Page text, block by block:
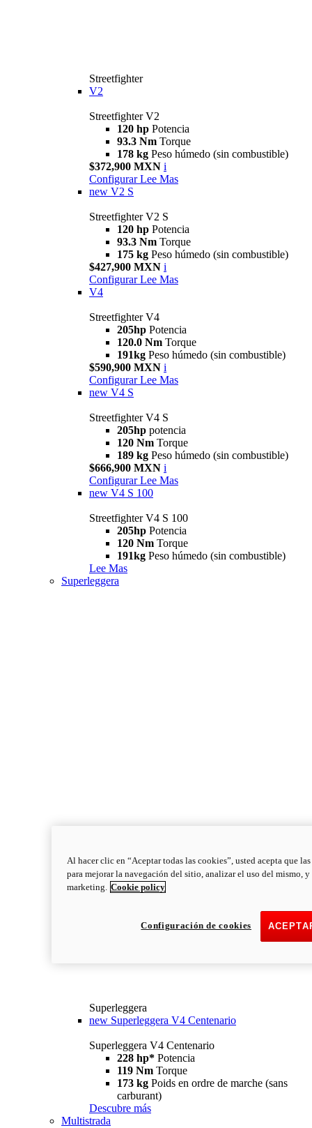
Streetfighter
V2
Streetfighter V2
120 hp Potencia
93.3 Nm Torque
178 kg Peso húmedo (sin combustible)
$372,900 MXN i
Configurar Lee Mas
new V2 S
Streetfighter V2 S
120 hp Potencia
93.3 Nm Torque
175 kg Peso húmedo (sin combustible)
$427,900 MXN i
Configurar Lee Mas
V4
Streetfighter V4
205hp Potencia
120.0 Nm Torque
191kg Peso húmedo (sin combustible)
$590,900 MXN i
Configurar Lee Mas
new V4 S
Streetfighter V4 S
205hp potencia
120 Nm Torque
189 kg Peso húmedo (sin combustible)
$666,900 MXN i
Configurar Lee Mas
new V4 S 100
Streetfighter V4 S 100
205hp Potencia
120 Nm Torque
191kg Peso húmedo (sin combustible)
Lee Mas
Superleggera
Superleggera
new Superleggera V4 Centenario
Superleggera V4 Centenario
228 hp* Potencia
119 Nm Torque
173 kg Poids en ordre de marche (sans
carburant)
Descubre más
Multistrada
Al hacer clic en “Aceptar todas las cookies”, usted acepta que
para mejorar la navegación del sitio, analizar el uso del mismo,
marketing. Cookie policy
Configuración de cookies